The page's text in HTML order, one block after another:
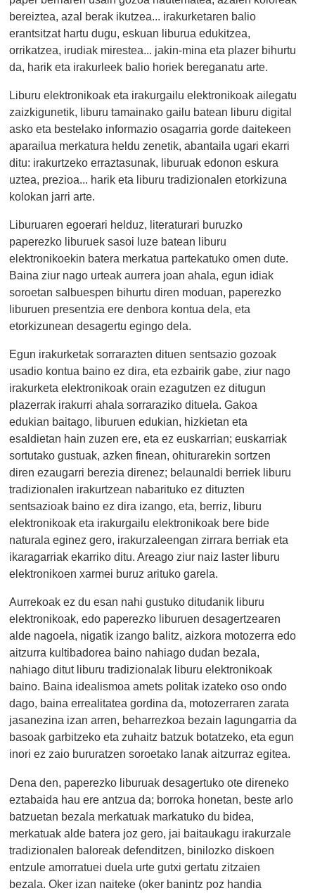
bereiztea, azal berak ikutzea... irakurketaren balio
erantsitzat hartu dugu, eskuan liburua edukitzea,
orrikatzea, irudiak mirestea... jakin-mina eta plazer bihurtu
da, harik eta irakurleek balio horiek bereganatu arte.
Liburu elektronikoak eta irakurgailu elektronikoak ailegatu
zaizkigunetik, liburu tamainako gailu batean liburu digital
asko eta bestelako informazio osagarria gorde daitekeen
aparailua merkatura heldu zenetik, abantaila ugari ekarri
ditu: irakurtzeko erraztasunak, liburuak edonon eskura
uztea, prezioa... harik eta liburu tradizionalen etorkizuna
kolokan jarri arte.
Liburuaren egoerari helduz, literaturari buruzko
paperezko liburuek sasoi luze batean liburu
elektronikoekin batera merkatua partekatuko omen dute.
Baina ziur nago urteak aurrera joan ahala, egun idiak
soroetan salbuespen bihurtu diren moduan, paperezko
liburuen presentzia ere denbora kontua dela, eta
etorkizunean desagertu egingo dela.
Egun irakurketak sorrarazten dituen sentsazio gozoak
usadio kontua baino ez dira, eta ezbairik gabe, ziur nago
irakurketa elektronikoak orain ezagutzen ez ditugun
plazerrak irakurri ahala sorraraziko dituela. Gakoa
edukian baitago, liburuen edukian, hizkietan eta
esaldietan hain zuzen ere, eta ez euskarrian; euskarriak
sortutako gustuak, azken finean, ohiturarekin sortzen
diren ezaugarri berezia direnez; belaunaldi berriek liburu
tradizionalen irakurtzean nabarituko ez dituzten
sentsazioak baino ez dira izango, eta, berriz, liburu
elektronikoak eta irakurgailu elektronikoak bere bide
naturala eginez gero, irakurzaleengan zirrara berriak eta
ikaragarriak ekarriko ditu. Areago ziur naiz laster liburu
elektronikoen xarmei buruz arituko garela.
Aurrekoak ez du esan nahi gustuko ditudanik liburu
elektronikoak, edo paperezko liburuen desagertzearen
alde nagoela, nigatik izango balitz, aizkora motozerra edo
aitzurra kultibadorea baino nahiago dudan bezala,
nahiago ditut liburu tradizionalak liburu elektronikoak
baino. Baina idealismoa amets politak izateko oso ondo
dago, baina errealitatea gordina da, motozerraren zarata
jasanezina izan arren, beharrezkoa bezain lagungarria da
basoak garbitzeko eta zuhaitz batzuk botatzeko, eta egun
inori ez zaio bururatzen soroetako lanak aitzurraz egitea.
Dena den, paperezko liburuak desagertuko ote direneko
eztabaida hau ere antzua da; borroka honetan, beste arlo
batzuetan bezala merkatuak markatuko du bidea,
merkatuak alde batera joz gero, jai baitaukagu irakurzale
tradizionalen baloreak defenditzen, binilozko diskoen
entzule amorratuei duela urte gutxi gertatu zitzaien
bezala. Oker izan naiteke (oker banintz poz handia